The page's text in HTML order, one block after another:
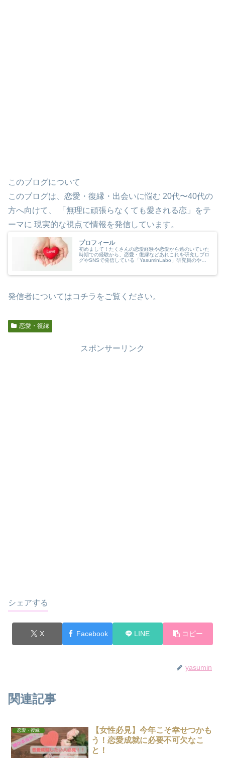
このブログについて
このブログは、恋愛・復縁・出会いに悩む 20代〜40代の
方へ向けて、 「無理に頑張らなくても愛される恋」をテ
ーマに 現実的な視点で情報を発信しています。
プロフィール
初めまして！たくさんの恋愛経験や恋愛から遠のいていた
時期での経験から、恋愛・復縁などあれこれを研究しブロ
グやSNSで発信している「YasuminLabo」研究員のやす
発信者についてはコチラをご覧ください。
恋愛・復縁
スポンサーリンク
シェアする
X Facebook LINE コピー
yasumin
関連記事
恋愛・復縁
【女性必見】今年こそ幸せつかも
う！恋愛成就に必要不可欠なこ
と！